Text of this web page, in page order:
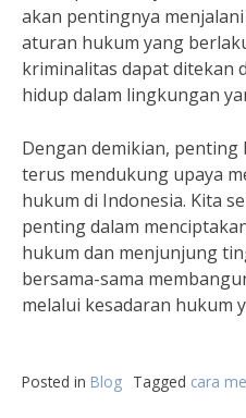
akan pentingnya
aturan hukum yang
kriminalitas dapat ditekan
hidup dalam lingkungan
Dengan demikian,
terus mendukung upaya
hukum di Indonesia. Kita
penting dalam
hukum dan menjunjung
bersama-sama
melalui kesadaran hukum
Posted in Blog Tagged cara